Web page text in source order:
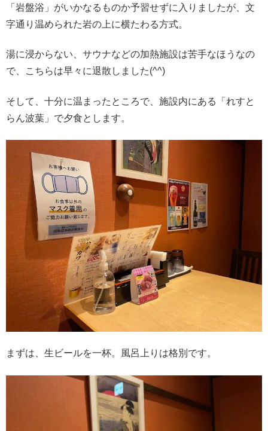
「岩盤浴」がいかなるものか予習せずに入りましたが、文
字通り温められた岩の上に横たわる方式。
湯に浸からない、サウナなどの加熱施設は苦手なほうなの
で、こちらは早々に退散しました(^^)
そして、十分に温まったところで、施設内にある「れすと
らん波葉」で夕食とします。
まずは、生ビールを一杯。風呂上りは格別です。